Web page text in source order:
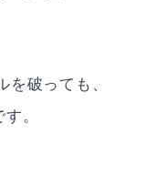
破っても、
。